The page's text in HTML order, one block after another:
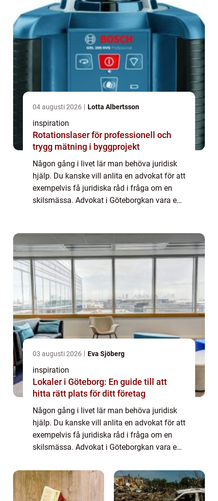
04 augusti 2026 Lotta Albertsson
inspiration
Rotationslaser för professionell och
trygg mätning i byggprojekt
Någon gång i livet lär man behöva juridisk
hjälp. Du kanske vill anlita en advokat för att
exempelvis få juridiska råd i fråga om en
skilsmässa. Advokat i Göteborgkan vara en
03 augusti 2026 Eva Sjöberg
inspiration
Lokaler i Göteborg: En guide till att
hitta rätt plats för ditt företag
Någon gång i livet lär man behöva juridisk
hjälp. Du kanske vill anlita en advokat för att
exempelvis få juridiska råd i fråga om en
skilsmässa. Advokat i Göteborgkan vara en